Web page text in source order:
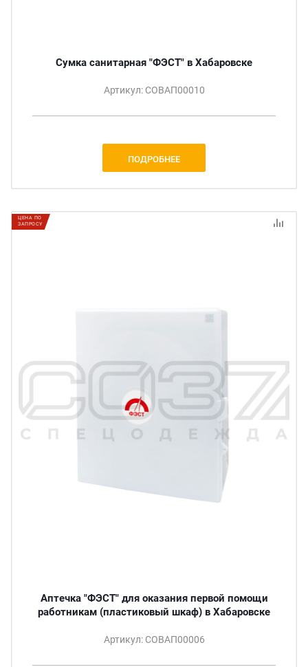
Сумка санитарная "ФЭСТ" в Хабаровске
Артикул: СОВАП00010
ПОДРОБНЕЕ
ЦЕНА ПО
ЗАПРОСУ
Аптечка "ФЭСТ" для оказания первой помощи
работникам (пластиковый шкаф) в Хабаровске
Артикул: СОВАП00006